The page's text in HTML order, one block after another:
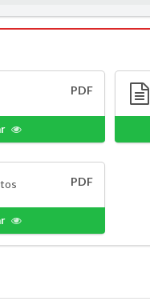
PDF
PDF